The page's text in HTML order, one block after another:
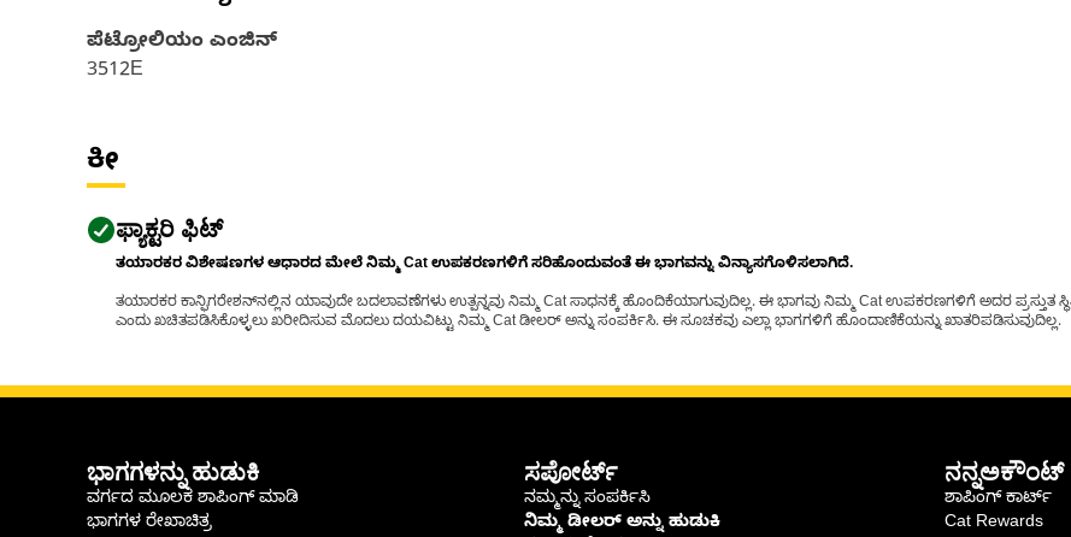
ಪೆಟ್ರೋಲಿಯಂ ಎಂಜಿನ್
3512E
ಕೀ
ಫ್ಯಾಕ್ಟರಿ ಫಿಟ್
ತಯಾರಕರ ವಿಶೇಷಣಗಳ ಆಧಾರದ ಮೇಲೆ ನಿಮ್ಮ Cat ಉಪಕರಣಗಳಿಗೆ ಸರಿಹೊಂದುವಂತೆ ಈ ಭಾಗವನ್ನು ವಿನ್ಯಾಸಗೊಳಿಸಲಾಗಿದೆ.
ತಯಾರಕರ ಕಾನ್ಫಿಗರೇಶನ್‌ನಲ್ಲಿನ ಯಾವುದೇ ಬದಲಾವಣೆಗಳು ಉತ್ಪನ್ನವು ನಿಮ್ಮ Cat ಸಾಧನಕ್ಕೆ ಹೊಂದಿಕೆಯಾಗುವುದಿಲ್ಲ. ಈ ಭಾಗವು ನಿಮ್ಮ Cat ಉಪಕರಣಗಳಿಗೆ ಅದರ ಪ್ರಸ್ತುತ
ಎಂದು ಖಚಿತಪಡಿಸಿಕೊಳ್ಳಲು ಖರೀದಿಸುವ ಮೊದಲು ದಯವಿಟ್ಟು ನಿಮ್ಮ Cat ಡೀಲರ್ ಅನ್ನು ಸಂಪರ್ಕಿಸಿ. ಈ ಸೂಚಕವು ಎಲ್ಲಾ ಭಾಗಗಳಿಗೆ ಹೊಂದಾಣಿಕೆಯನ್ನು ಖಾತರಿಪಡಿಸುವುದಿಲ್ಲ.
ಭಾಗಗಳನ್ನು ಹುಡುಕಿ
ವರ್ಗದ ಮೂಲಕ ಶಾಪಿಂಗ್ ಮಾಡಿ
ಭಾಗಗಳ ರೇಖಾಚಿತ್ರ
ಸಪೋರ್ಟ್
ನಮ್ಮನ್ನು ಸಂಪರ್ಕಿಸಿ
ನಿಮ್ಮ ಡೀಲರ್ ಅನ್ನು ಹುಡುಕಿ
ನನ್ನಅಕೌಂಟ್
ಶಾಪಿಂಗ್ ಕಾರ್ಟ್
Cat Rewards